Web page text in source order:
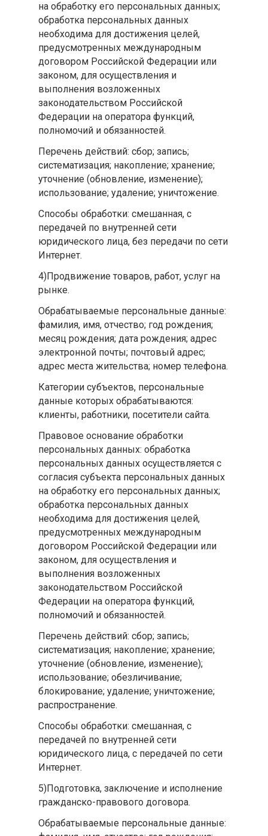
на обработку его персональных данных;
обработка персональных данных
необходима для достижения целей,
предусмотренных международным
договором Российской Федерации или
законом, для осуществления и
выполнения возложенных
законодательством Российской
Федерации на оператора функций,
полномочий и обязанностей.
Перечень действий: сбор; запись;
систематизация; накопление; хранение;
уточнение (обновление, изменение);
использование; удаление; уничтожение.
Способы обработки: смешанная, с
передачей по внутренней сети
юридического лица, без передачи по сети
Интернет.
4)Продвижение товаров, работ, услуг на
рынке.
Обрабатываемые персональные данные:
фамилия, имя, отчество; год рождения;
месяц рождения; дата рождения; адрес
электронной почты; почтовый адрес;
адрес места жительства; номер телефона.
Категории субъектов, персональные
данные которых обрабатываются:
клиенты, работники, посетители сайта.
Правовое основание обработки
персональных данных: обработка
персональных данных осуществляется с
согласия субъекта персональных данных
на обработку его персональных данных;
обработка персональных данных
необходима для достижения целей,
предусмотренных международным
договором Российской Федерации или
законом, для осуществления и
выполнения возложенных
законодательством Российской
Федерации на оператора функций,
полномочий и обязанностей.
Перечень действий: сбор; запись;
систематизация; накопление; хранение;
уточнение (обновление, изменение);
использование; обезличивание;
блокирование; удаление; уничтожение;
распространение.
Способы обработки: смешанная, с
передачей по внутренней сети
юридического лица, с передачей по сети
Интернет.
5)Подготовка, заключение и исполнение
гражданско-правового договора.
Обрабатываемые персональные данные: